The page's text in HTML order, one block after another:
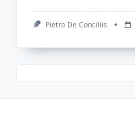
Pietro De Conciliis